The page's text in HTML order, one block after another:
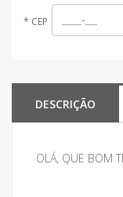
* CEP
DESCRIÇÃO
OLÁ, QUE BOM